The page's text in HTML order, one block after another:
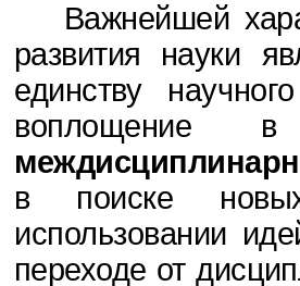
Важнейшей
развития
науки
единству
воплощение
в поиске
использовании
переходе от